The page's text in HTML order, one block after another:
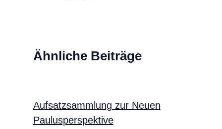
Ähnliche Beiträge
Aufsatzsammlung zur Neuen
Paulusperspektive